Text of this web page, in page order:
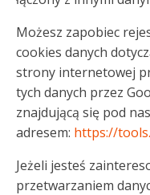
Możesz zapobiec
cookies danych
strony internetowej
tych danych przez
znajdującą się pod
adresem: https://
Jeżeli jesteś
przetwarzaniem